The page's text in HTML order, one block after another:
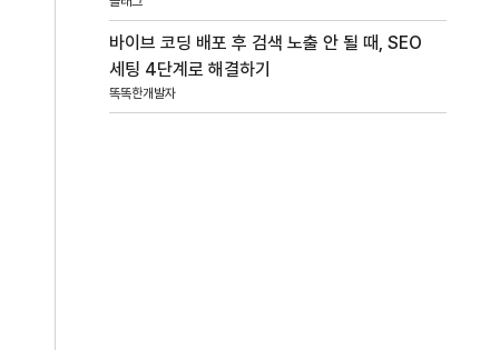
바이브 코딩 배포 후 검색 노출 안 될 때, SEO
세팅 4단계로 해결하기
똑똑한개발자